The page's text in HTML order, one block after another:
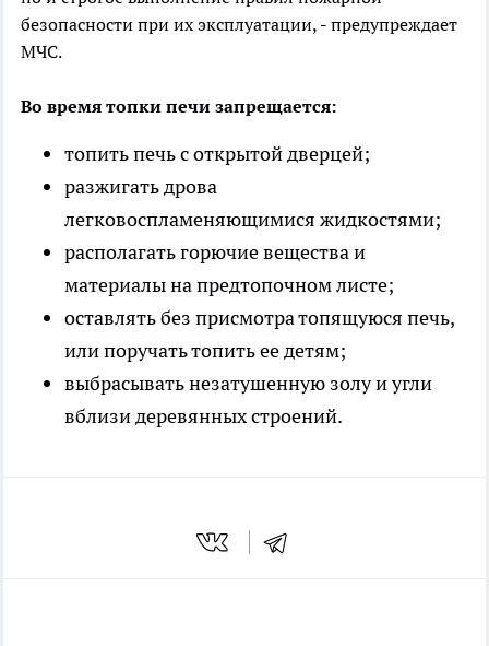
безопасности при их эксплуатации, - предупреждает
МЧС.
Во время топки печи запрещается:
топить печь с открытой дверцей;
разжигать дрова
легковоспламеняющимися жидкостями;
располагать горючие вещества и
материалы на предтопочном листе;
оставлять без присмотра топящуюся печь,
или поручать топить ее детям;
выбрасывать незатушенную золу и угли
вблизи деревянных строений.